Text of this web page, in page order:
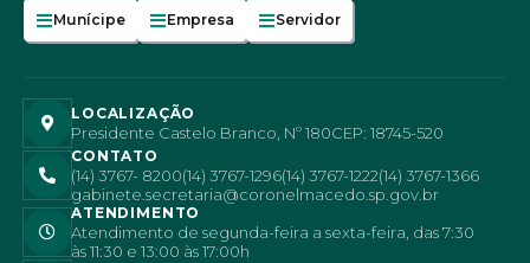
Munícipe Empresa Servidor
LOCALIZAÇÃO
Presidente Castelo Branco, Nº 180CEP: 18745-520
CONTATO
(14) 3767- 8200(14) 3767-1296(14) 3767-1222(14) 3767-1366
gabinete.secretaria@coronelmacedo.sp.gov.br
ATENDIMENTO
Atendimento de segunda-feira a sexta-feira, das 7:30
às 11:30 e 13:00 às 17:00h